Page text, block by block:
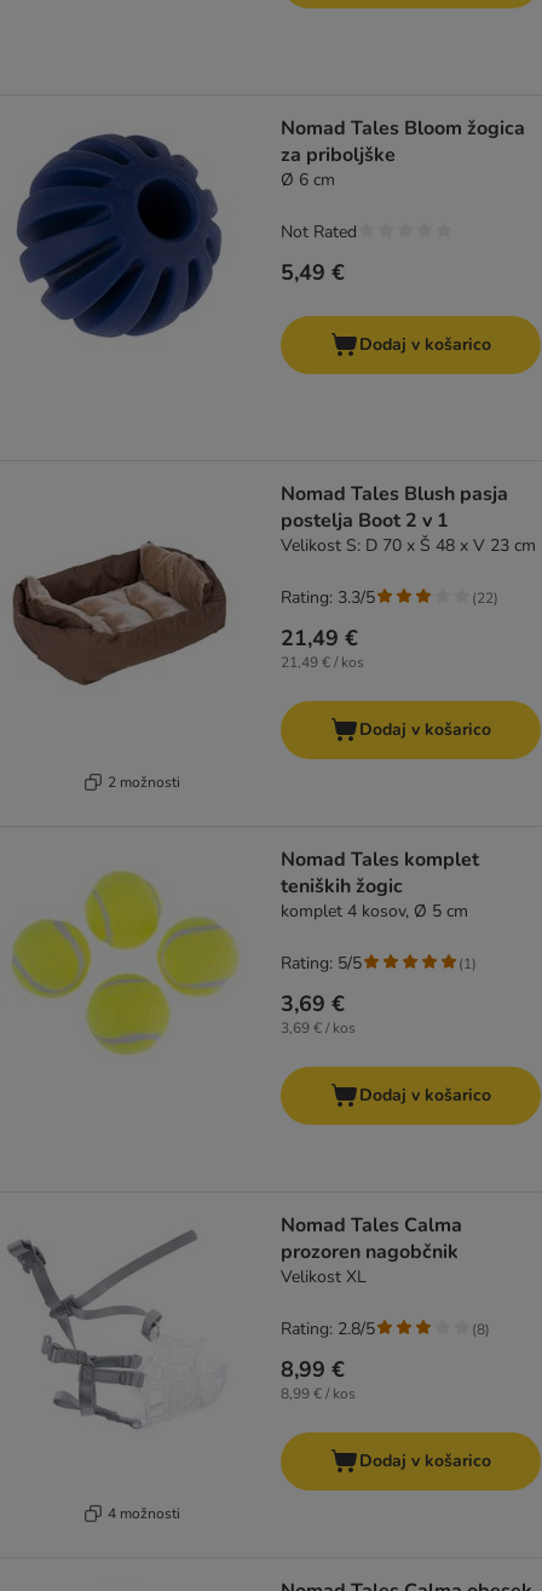
Nomad Tales Bloom žogica
za priboljške
Ø 6 cm
5,49 €
Not Rated
Dodaj v košarico
2 možnosti
Nomad Tales Blush pasja
postelja Boot 2 v 1
Velikost S: D 70 x Š 48 x V 23 cm
21,49 €
21,49 € / kos
Rating: 3.3/5 (22)
Dodaj v košarico
Nomad Tales komplet
teniških žogic
komplet 4 kosov, Ø 5 cm
3,69 €
3,69 € / kos
Rating: 5/5 (1)
Dodaj v košarico
4 možnosti
Nomad Tales Calma
prozoren nagobčnik
Velikost XL
8,99 €
8,99 € / kos
Rating: 2.8/5 (8)
Dodaj v košarico